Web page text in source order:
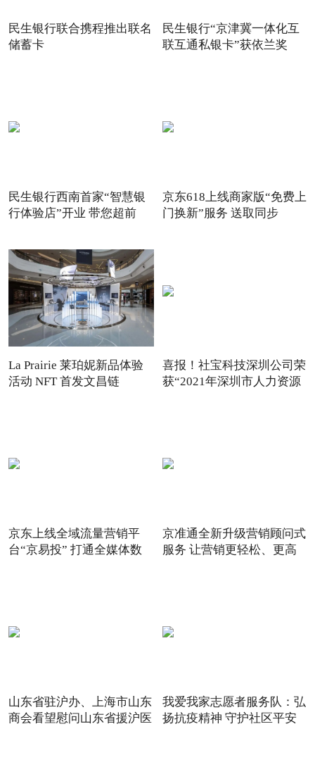
民生银行联合携程推出联名
储蓄卡
民生银行“京津冀一体化互
联互通私银卡”获依兰奖
民生银行西南首家“智慧银
行体验店”开业 带您超前
京东618上线商家版“免费上
门换新”服务 送取同步
La Prairie 莱珀妮新品体验
活动 NFT 首发文昌链
喜报！社宝科技深圳公司荣
获“2021年深圳市人力资源
京东上线全域流量营销平
台“京易投” 打通全媒体数
京准通全新升级营销顾问式
服务 让营销更轻松、更高
山东省驻沪办、上海市山东
商会看望慰问山东省援沪医
我爱我家志愿者服务队：弘
扬抗疫精神 守护社区平安